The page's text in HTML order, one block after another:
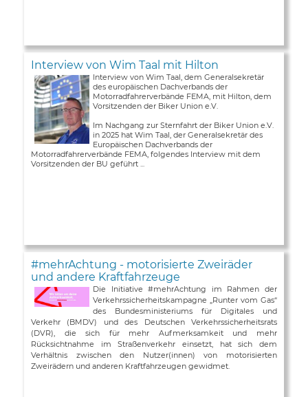
Interview von Wim Taal mit Hilton
Interview von Wim Taal, dem Generalsekretär
des europäischen Dachverbands der
Motorradfahrerverbände FEMA, mit Hilton, dem
Vorsitzenden der Biker Union e.V.
Im Nachgang zur Sternfahrt der Biker Union e.V.
in 2025 hat Wim Taal, der Generalsekretär des
Europäischen Dachverbands der
Motorradfahrerverbände FEMA, folgendes Interview mit dem
Vorsitzenden der BU geführt ...
#mehrAchtung - motorisierte Zweiräder
und andere Kraftfahrzeuge
Die Initiative #mehrAchtung im Rahmen der
Verkehrssicherheitskampagne „Runter vom Gas“
des Bundesministeriums für Digitales und
Verkehr (BMDV) und des Deutschen Verkehrssicherheitsrats
(DVR), die sich für mehr Aufmerksamkeit und mehr
Rücksichtnahme im Straßenverkehr einsetzt, hat sich dem
Verhältnis zwischen den Nutzer(innen) von motorisierten
Zweirädern und anderen Kraftfahrzeugen gewidmet.